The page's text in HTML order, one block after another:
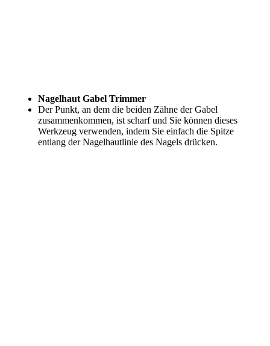
Nagelhaut Gabel Trimmer
Der Punkt, an dem die beiden Zähne der Gabel
zusammenkommen, ist scharf und Sie können dieses
Werkzeug verwenden, indem Sie einfach die Spitze
entlang der Nagelhautlinie des Nagels drücken.